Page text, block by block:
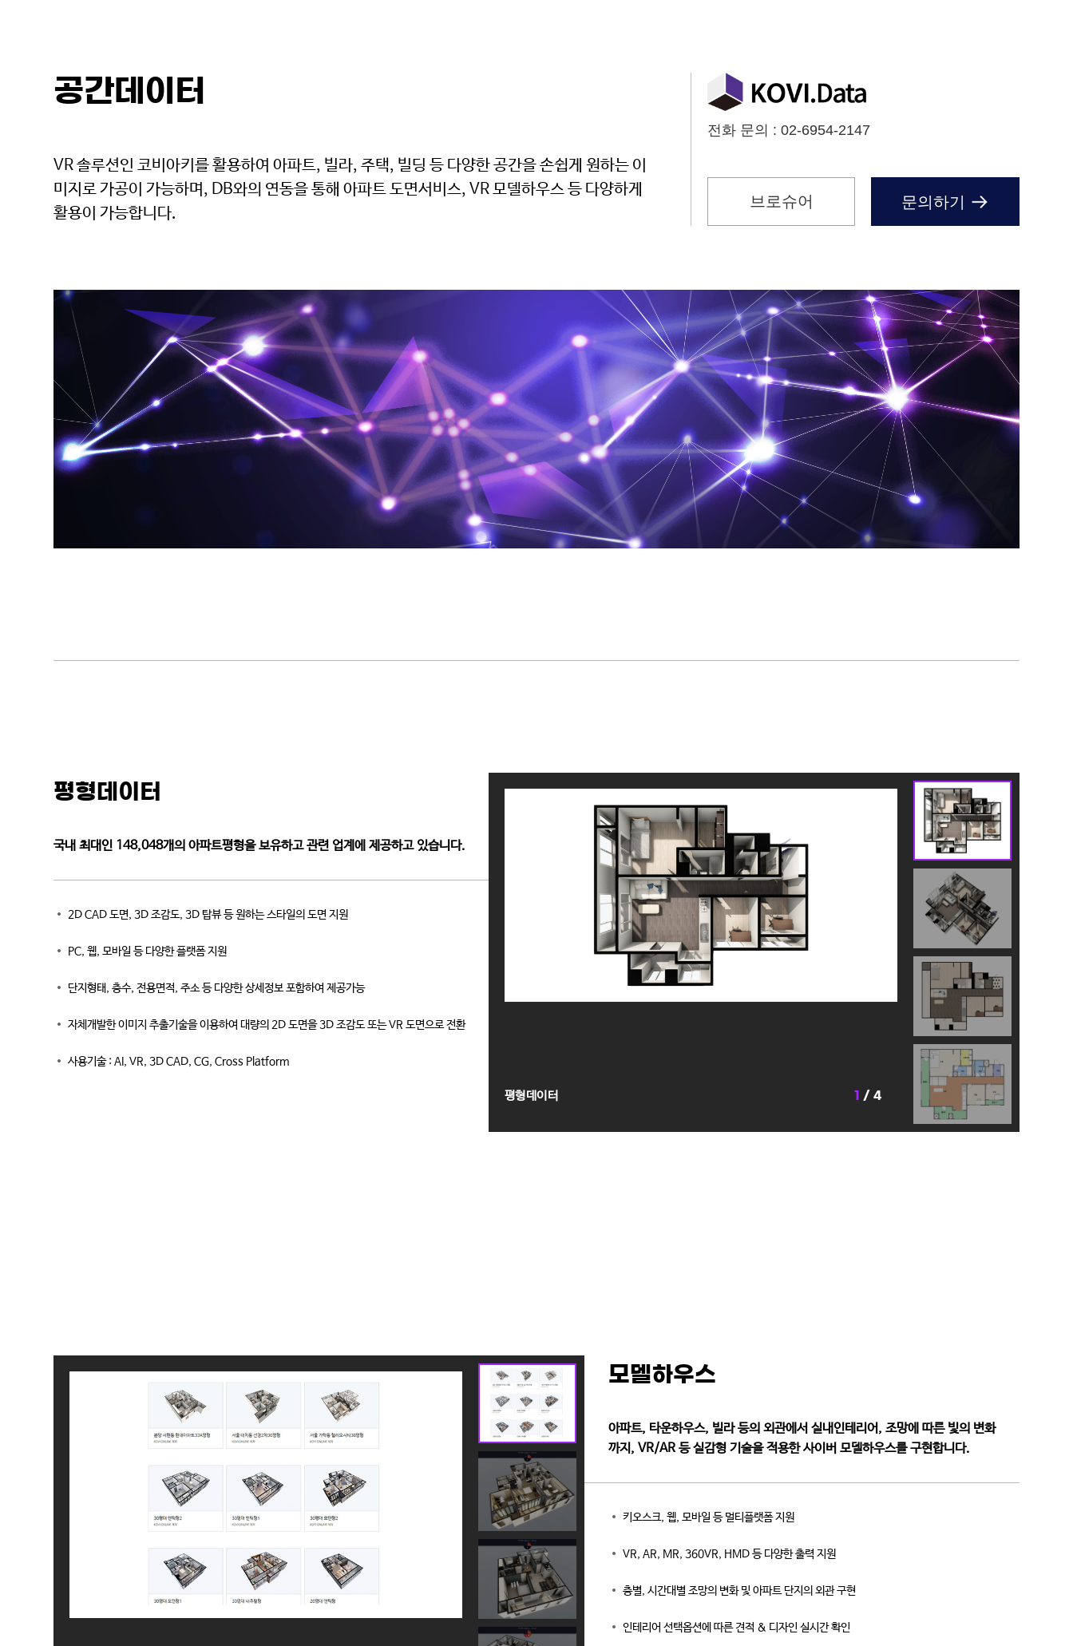
공간데이터
VR 솔루션인 코비아키를 활용하여 아파트, 빌라, 주택, 빌딩 등 다양한 공간을 손쉽게 원하는 이
미지로 가공이 가능하며, DB와의 연동을 통해 아파트 도면서비스, VR 모델하우스 등 다양하게
활용이 가능합니다.
전화 문의 : 02-6954-2147
브로슈어 문의하기
평형데이터
국내 최대인 148,048개의 아파트평형을 보유하고 관련 업계에 제공하고 있습니다.
2D CAD 도면, 3D 조감도, 3D 탑뷰 등 원하는 스타일의 도면 지원
PC, 웹, 모바일 등 다양한 플랫폼 지원
단지형태, 층수, 전용면적, 주소 등 다양한 상세정보 포함하여 제공가능
자체개발한 이미지 추출기술을 이용하여 대량의 2D 도면을 3D 조감도 또는 VR 도면으로 전환
사용기술 : AI, VR, 3D CAD, CG, Cross Platform
평형데이터 1 / 4
모델하우스
아파트, 타운하우스, 빌라 등의 외관에서 실내인테리어, 조망에 따른 빛의 변화
까지, VR/AR 등 실감형 기술을 적용한 사이버 모델하우스를 구현합니다.
키오스크, 웹, 모바일 등 멀티플랫폼 지원
VR, AR, MR, 360VR, HMD 등 다양한 출력 지원
층별, 시간대별 조망의 변화 및 아파트 단지의 외관 구현
인테리어 선택옵션에 따른 견적 & 디자인 실시간 확인